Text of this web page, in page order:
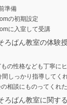
準備
の初期設定
に入室して受講
ろばん教室の体験
の性格なども丁寧に
しっかり指導してく
相談にものってくれた
ろばん教室に関す